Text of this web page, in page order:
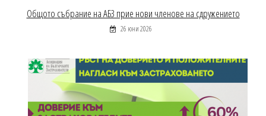
Общото събрание на АБЗ прие нови членове на сдружението
26 юни 2026